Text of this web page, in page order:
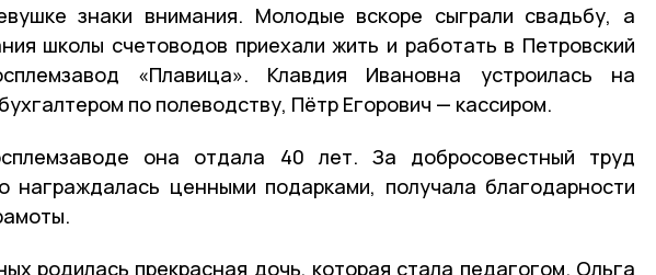
знаки внимания. Молодые вскоре сыграли свадьбу, а
школы счетоводов приехали жить и работать в Петровский
«Плавица». Клавдия Ивановна устроилась на
по полеводству, Пётр Егорович — кассиром.
она отдала 40 лет. За добросовестный труд
награждалась ценными подарками, получала благодарности
родилась прекрасная дочь, которая стала педагогом. Ольга